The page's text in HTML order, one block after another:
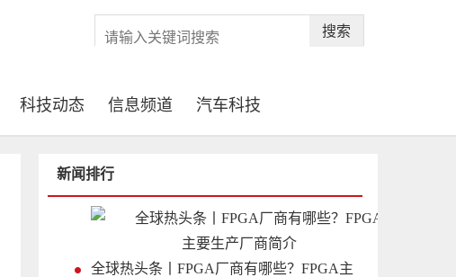
搜索
科技动态 信息频道 汽车科技
新闻排行
全球热头条丨FPGA厂商有哪些？FPGA主